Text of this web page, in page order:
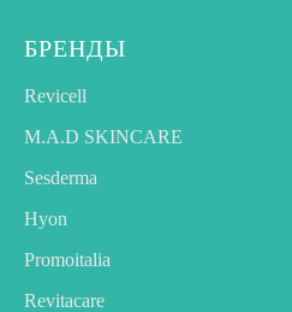
БРЕНДЫ
Revicell
M.A.D SKINCARE
Sesderma
Hyon
Promoitalia
Revitacare